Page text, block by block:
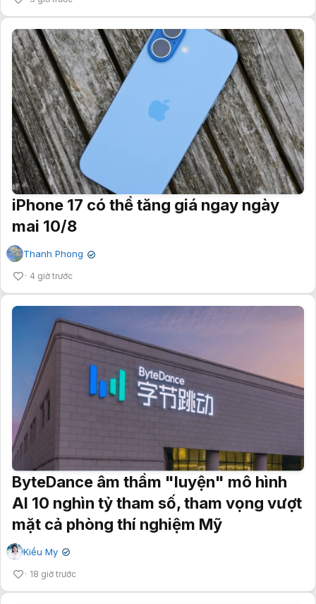
iPhone 17 có thể tăng giá ngay ngày
mai 10/8
Thanh Phong ✔
4 giờ trước
ByteDance âm thầm "luyện" mô hình
AI 10 nghìn tỷ tham số, tham vọng vượt
mặt cả phòng thí nghiệm Mỹ
Kiều My ✔
18 giờ trước